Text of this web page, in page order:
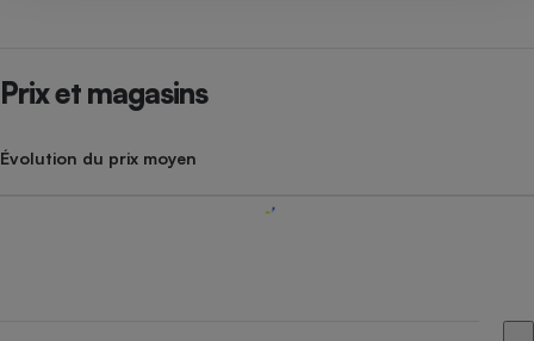
Prix et magasins
Évolution du prix moyen